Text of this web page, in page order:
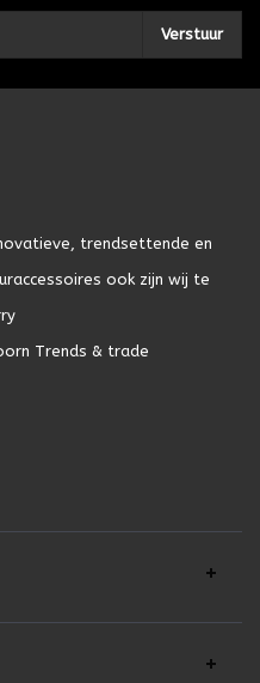
Verstuur
trendsettende en
ook zijn wij te
Trends & trade